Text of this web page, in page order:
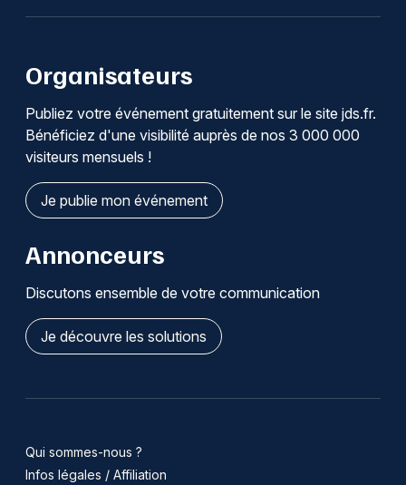
Organisateurs
Publiez votre événement gratuitement sur le site jds.fr.
Bénéficiez d'une visibilité auprès de nos 3 000 000
visiteurs mensuels !
Je publie mon événement
Annonceurs
Discutons ensemble de votre communication
Je découvre les solutions
Qui sommes-nous ?
Infos légales / Affiliation